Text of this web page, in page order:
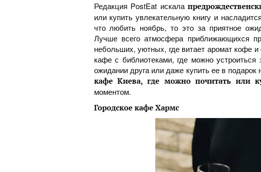
Редакция PostEat искала
или купить увлекательную книгу и
что любить ноябрь, то это за приятное
Лучше всего атмосфера приближающихся
небольших, уютных, где витает аромат
кафе с библиотеками, где можно
ожидании друга или даже купить ее в
кафе Киева, где можно почитать или
моментом.
Городское кафе Хармс